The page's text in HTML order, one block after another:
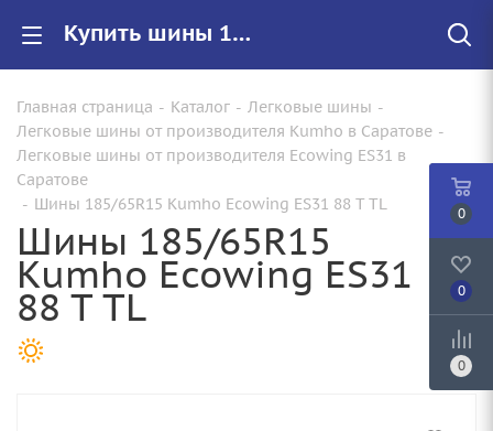
Купить шины 185/65R15 Kumho Ecowing ES31 88 T TL |Арт.2232153 по цене от 4790.00 руб. в Саратове с доставкой
Главная страница - Каталог - Легковые шины -
Легковые шины от производителя Kumho в Саратове -
Легковые шины от производителя Ecowing ES31 в
Саратове
- Шины 185/65R15 Kumho Ecowing ES31 88 T TL
Шины 185/65R15
Kumho Ecowing ES31
88 T TL
0
0
0